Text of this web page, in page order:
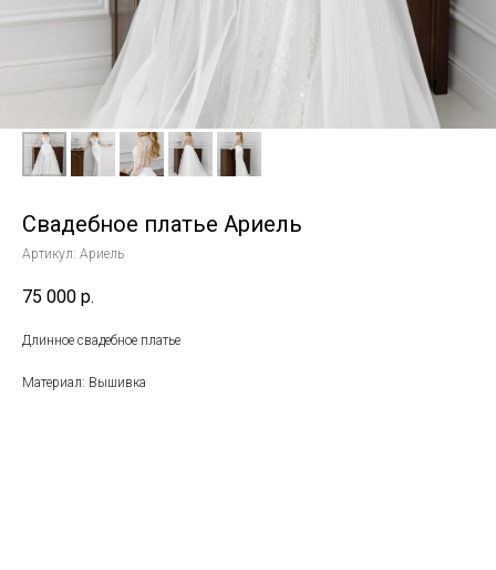
Свадебное платье Ариель
Артикул: Ариель
75 000 р.
Длинное свадебное платье
Материал: Вышивка